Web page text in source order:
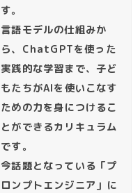
す。
言語モデルの仕組みか
ら、ChatGPTを使った
実践的な学習まで、子ど
もたちがAIを使いこなす
ための力を身につけるこ
とができるカリキュラム
です。
今話題となっている「プ
ロンプトエンジニア」に